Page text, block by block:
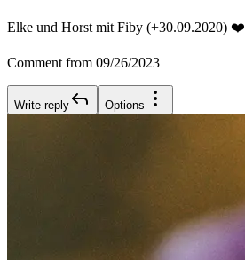
Elke und Horst mit Fiby (+30.09.2020) ❤️
Comment from 09/26/2023
Write reply Options